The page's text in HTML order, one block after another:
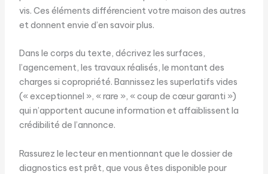
vis. Ces éléments différencient votre maison des autres
et donnent envie d’en savoir plus.
Dans le corps du texte, décrivez les surfaces,
l’agencement, les travaux réalisés, le montant des
charges si copropriété. Bannissez les superlatifs vides
(« exceptionnel », « rare », « coup de cœur garanti »)
qui n’apportent aucune information et affaiblissent la
crédibilité de l’annonce.
Rassurez le lecteur en mentionnant que le dossier de
diagnostics est prêt, que vous êtes disponible pour